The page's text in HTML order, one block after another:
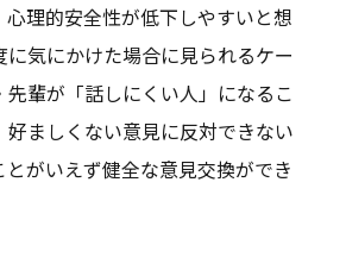
理的安全性が低下しやすいと想
気にかけた場合に見られるケー
先輩が「話しにくい人」になるこ
好ましくない意見に反対できない
がいえず健全な意見交換ができ